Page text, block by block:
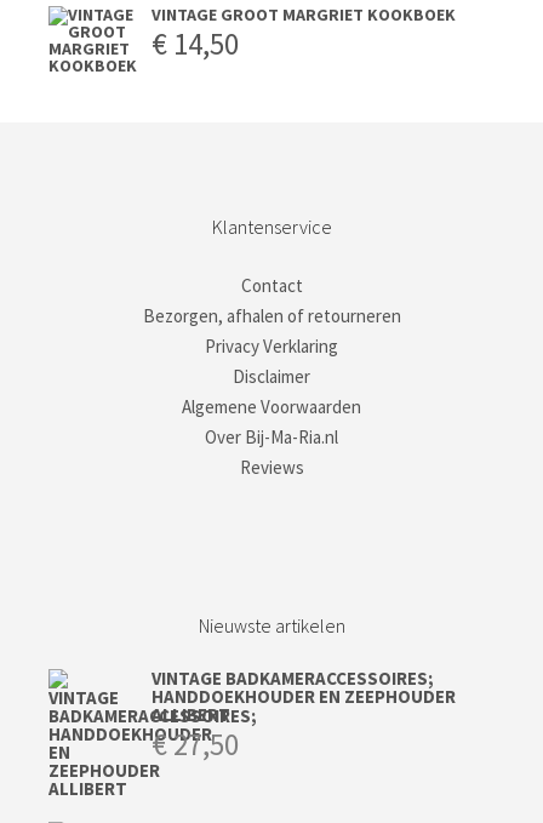
VINTAGE GROOT MARGRIET KOOKBOEK
€ 14,50
Klantenservice
Contact
Bezorgen, afhalen of retourneren
Privacy Verklaring
Disclaimer
Algemene Voorwaarden
Over Bij-Ma-Ria.nl
Reviews
Nieuwste artikelen
VINTAGE BADKAMERACCESSOIRES;
HANDDOEKHOUDER EN ZEEPHOUDER
ALLIBERT
€27,50